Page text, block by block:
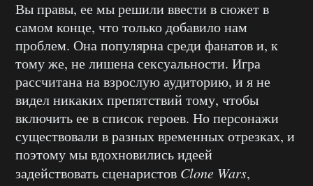
Вы правы, ее мы решили ввести в сюжет в
самом конце, что только добавило нам
проблем. Она популярна среди фанатов и, к
тому же, не лишена сексуальности. Игра
рассчитана на взрослую аудиторию, и я не
видел никаких препятствий тому, чтобы
включить ее в список героев. Но персонажи
существовали в разных временных отрезках, и
поэтому мы вдохновились идеей
задействовать сценаристов Clone Wars,